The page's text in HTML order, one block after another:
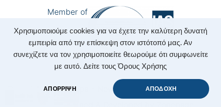
Χρησιμοποιούμε cookies για να έχετε την καλύτερη δυνατή
εμπειρία από την επίσκεψη στον ιστότοπό μας. Αν
συνεχίζετε να τον χρησιμοποιείτε θεωρούμε ότι συμφωνείτε
με αυτό. Δείτε τους Όρους Χρήσης
ΑΠΟΡΡΙΨΗ ΑΠΟΔΟΧΗ
Member of
Copyright 2022 Nepa - New Enterprising Progressive